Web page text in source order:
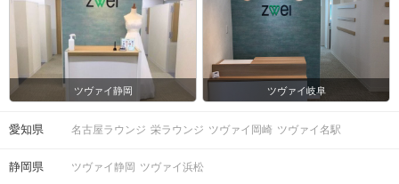
ツヴァイ静岡 ツヴァイ岐阜
愛知県 名古屋ラウンジ 栄ラウンジ ツヴァイ岡崎 ツヴァイ名駅
静岡県 ツヴァイ静岡 ツヴァイ浜松